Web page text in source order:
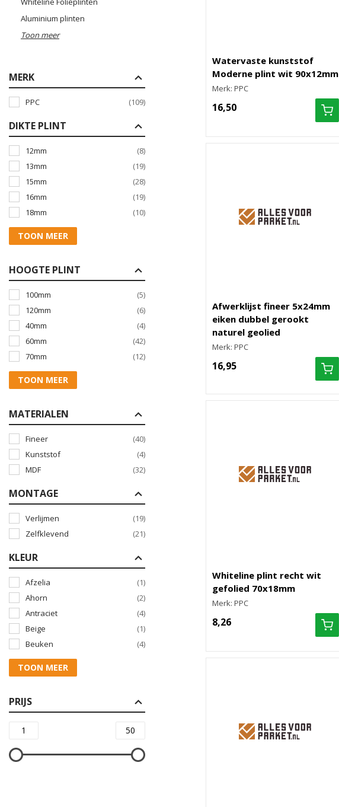
Aluminium plinten
Toon meer
MERK
PPC (109)
DIKTE PLINT
12mm
(8)
13mm
(19)
15mm
(28)
16mm
(19)
18mm
(10)
TOON MEER
HOOGTE PLINT
100mm
(5)
120mm
(6)
40mm
(4)
60mm
(42)
70mm
(12)
TOON MEER
MATERIALEN
Fineer
(40)
Kunststof
(4)
MDF
(32)
MONTAGE
Verlijmen
(19)
Zelfklevend
(21)
KLEUR
Afzelia
(1)
Ahorn
(2)
Antraciet
(4)
Beige
(1)
Beuken
(4)
TOON MEER
PRIJS
Watervaste kunststof
Moderne plint wit 90x12mm
Merk: PPC
16,50
Afwerklijst fineer 5x24mm
eiken dubbel gerookt
naturel geolied
Merk: PPC
16,95
Whiteline plint recht wit
gefolied 70x18mm
Merk: PPC
8,26